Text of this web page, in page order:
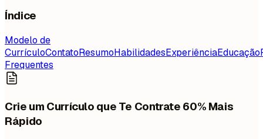
Índice
Modelo de
CurrículoContatoResumoHabilidadesExperiênciaEducação
Frequentes
Crie um Currículo que Te Contrate 60% Mais
Rápido